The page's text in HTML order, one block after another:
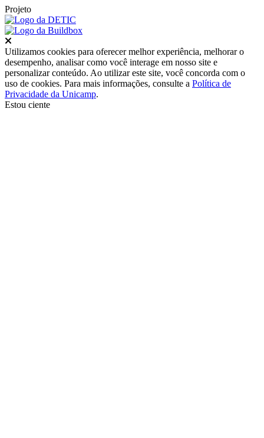
Projeto
Utilizamos cookies para oferecer melhor experiência, melhorar o
desempenho, analisar como você interage em nosso site e
personalizar conteúdo. Ao utilizar este site, você concorda com o
uso de cookies. Para mais informações, consulte a Política de
Privacidade da Unicamp.
Estou ciente